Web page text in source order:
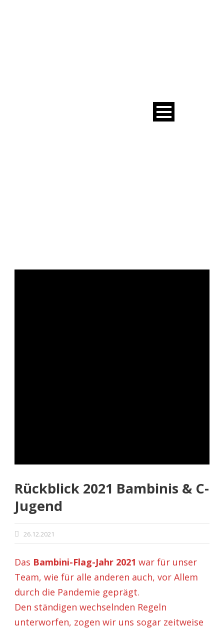
Rückblick 2021 Bambinis & C-
Jugend
26.12.2021
Das Bambini-Flag-Jahr 2021 war für unser
Team, wie für alle anderen auch, vor Allem
durch die Pandemie geprägt.
Den ständigen wechselnden Regeln
unterworfen, zogen wir uns sogar zeitweise